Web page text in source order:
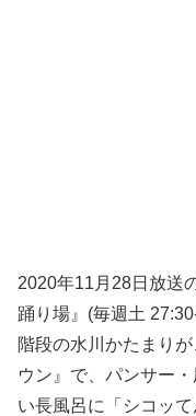
2020年11月28日放送
踊り場』(毎週土
階段の水川かたまり
ウン』で、パンサー
い長風呂に「シコッ